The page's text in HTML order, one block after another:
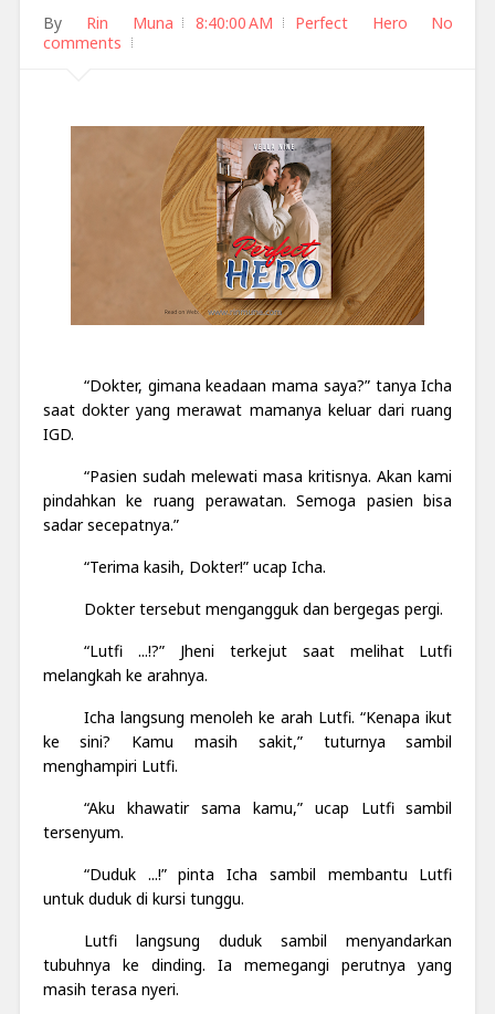
By Rin Muna 8:40:00 AM Perfect Hero
No
comments
“Dokter, gimana keadaan mama saya?” tanya Icha
saat dokter yang merawat mamanya keluar dari ruang
IGD.
“Pasien sudah melewati masa kritisnya. Akan kami
pindahkan ke ruang perawatan. Semoga pasien bisa
sadar secepatnya.”
“Terima kasih, Dokter!” ucap Icha.
Dokter tersebut mengangguk dan bergegas pergi.
“Lutfi ...!?” Jheni terkejut saat melihat Lutfi
melangkah ke arahnya.
Icha langsung menoleh ke arah Lutfi. “Kenapa ikut
ke sini? Kamu masih sakit,” tuturnya sambil
menghampiri Lutfi.
“Aku khawatir sama kamu,” ucap Lutfi sambil
tersenyum.
“Duduk ...!” pinta Icha sambil membantu Lutfi
untuk duduk di kursi tunggu.
Lutfi langsung duduk sambil menyandarkan
tubuhnya ke dinding. Ia memegangi perutnya yang
masih terasa nyeri.